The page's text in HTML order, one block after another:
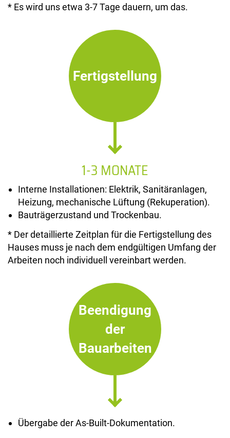
* Es wird uns etwa 3-7 Tage dauern, um das.
Fertigstellung
1-3 MONATE
Interne Installationen: Elektrik, Sanitäranlagen,
Heizung, mechanische Lüftung (Rekuperation).
Bauträgerzustand und Trockenbau.
* Der detaillierte Zeitplan für die Fertigstellung des
Hauses muss je nach dem endgültigen Umfang der
Arbeiten noch individuell vereinbart werden.
Beendigung
der
Bauarbeiten
Übergabe der As-Built-Dokumentation.